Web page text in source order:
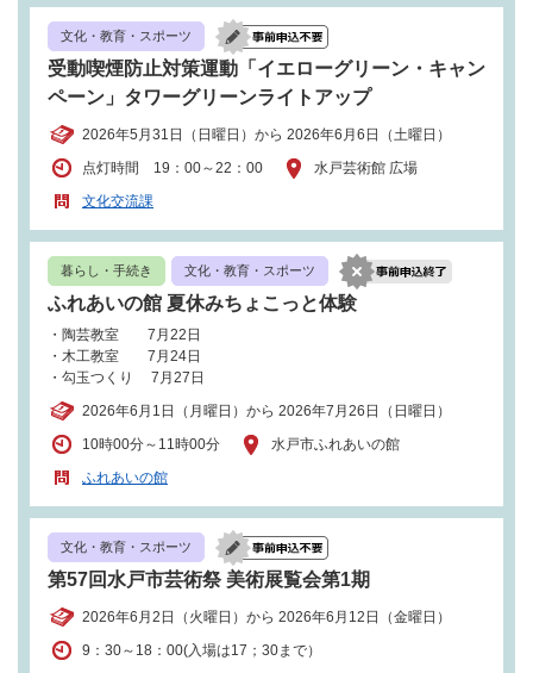
文化・教育・スポーツ
受動喫煙防止対策運動「イエローグリーン・キャン
ペーン」タワーグリーンライトアップ
2026年5月31日（日曜日）から 2026年6月6日（土曜日）
点灯時間 19：00～22：00
水戸芸術館 広場
文化交流課
暮らし・手続き 文化・教育・スポーツ
ふれあいの館 夏休みちょこっと体験
・陶芸教室 7月22日
・木工教室 7月24日
・勾玉つくり 7月27日
2026年6月1日（月曜日）から 2026年7月26日（日曜日）
10時00分～11時00分
水戸市ふれあいの館
ふれあいの館
文化・教育・スポーツ
第57回水戸市芸術祭 美術展覧会第1期
2026年6月2日（火曜日）から 2026年6月12日（金曜日）
9：30～18：00(入場は17；30まで）